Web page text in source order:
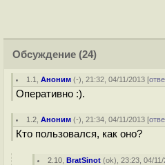
Обсуждение (24)
1.1 ,Аноним (-), 21:32, 04/11/2013 [
Оперативно :).
1.2 ,Аноним (-), 21:34, 04/11/2013 [
Кто пользовался, как оно?
2.10 ,BratSinot (ok), 23:23, 04/